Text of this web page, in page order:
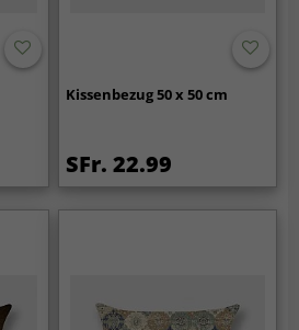
Kissenbezug 50 x 50 cm
SFr. 22.99